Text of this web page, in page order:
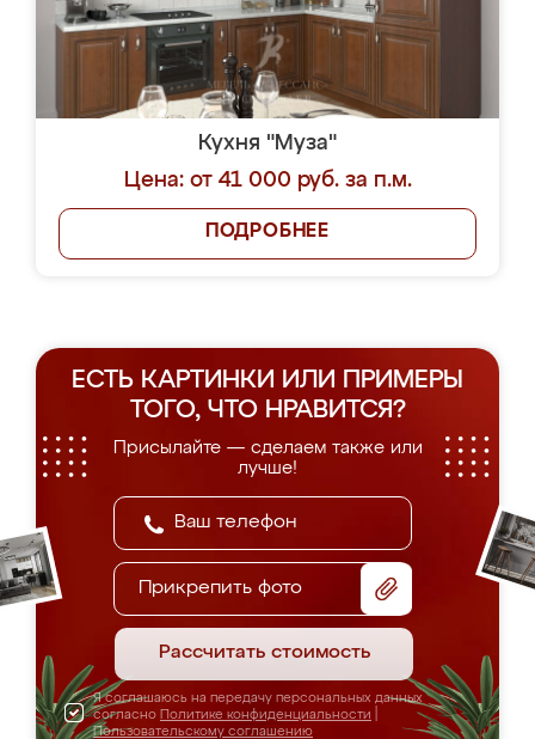
Кухня "Муза"
Цена: от 41 000 руб. за п.м.
ПОДРОБНЕЕ
ЕСТЬ КАРТИНКИ ИЛИ ПРИМЕРЫ
ТОГО, ЧТО НРАВИТСЯ?
Присылайте — сделаем также или
лучше!
Прикрепить фото
Рассчитать стоимость
Я соглашаюсь на передачу персональных данных
согласно Политике конфиденциальности
Пользовательскому соглашению